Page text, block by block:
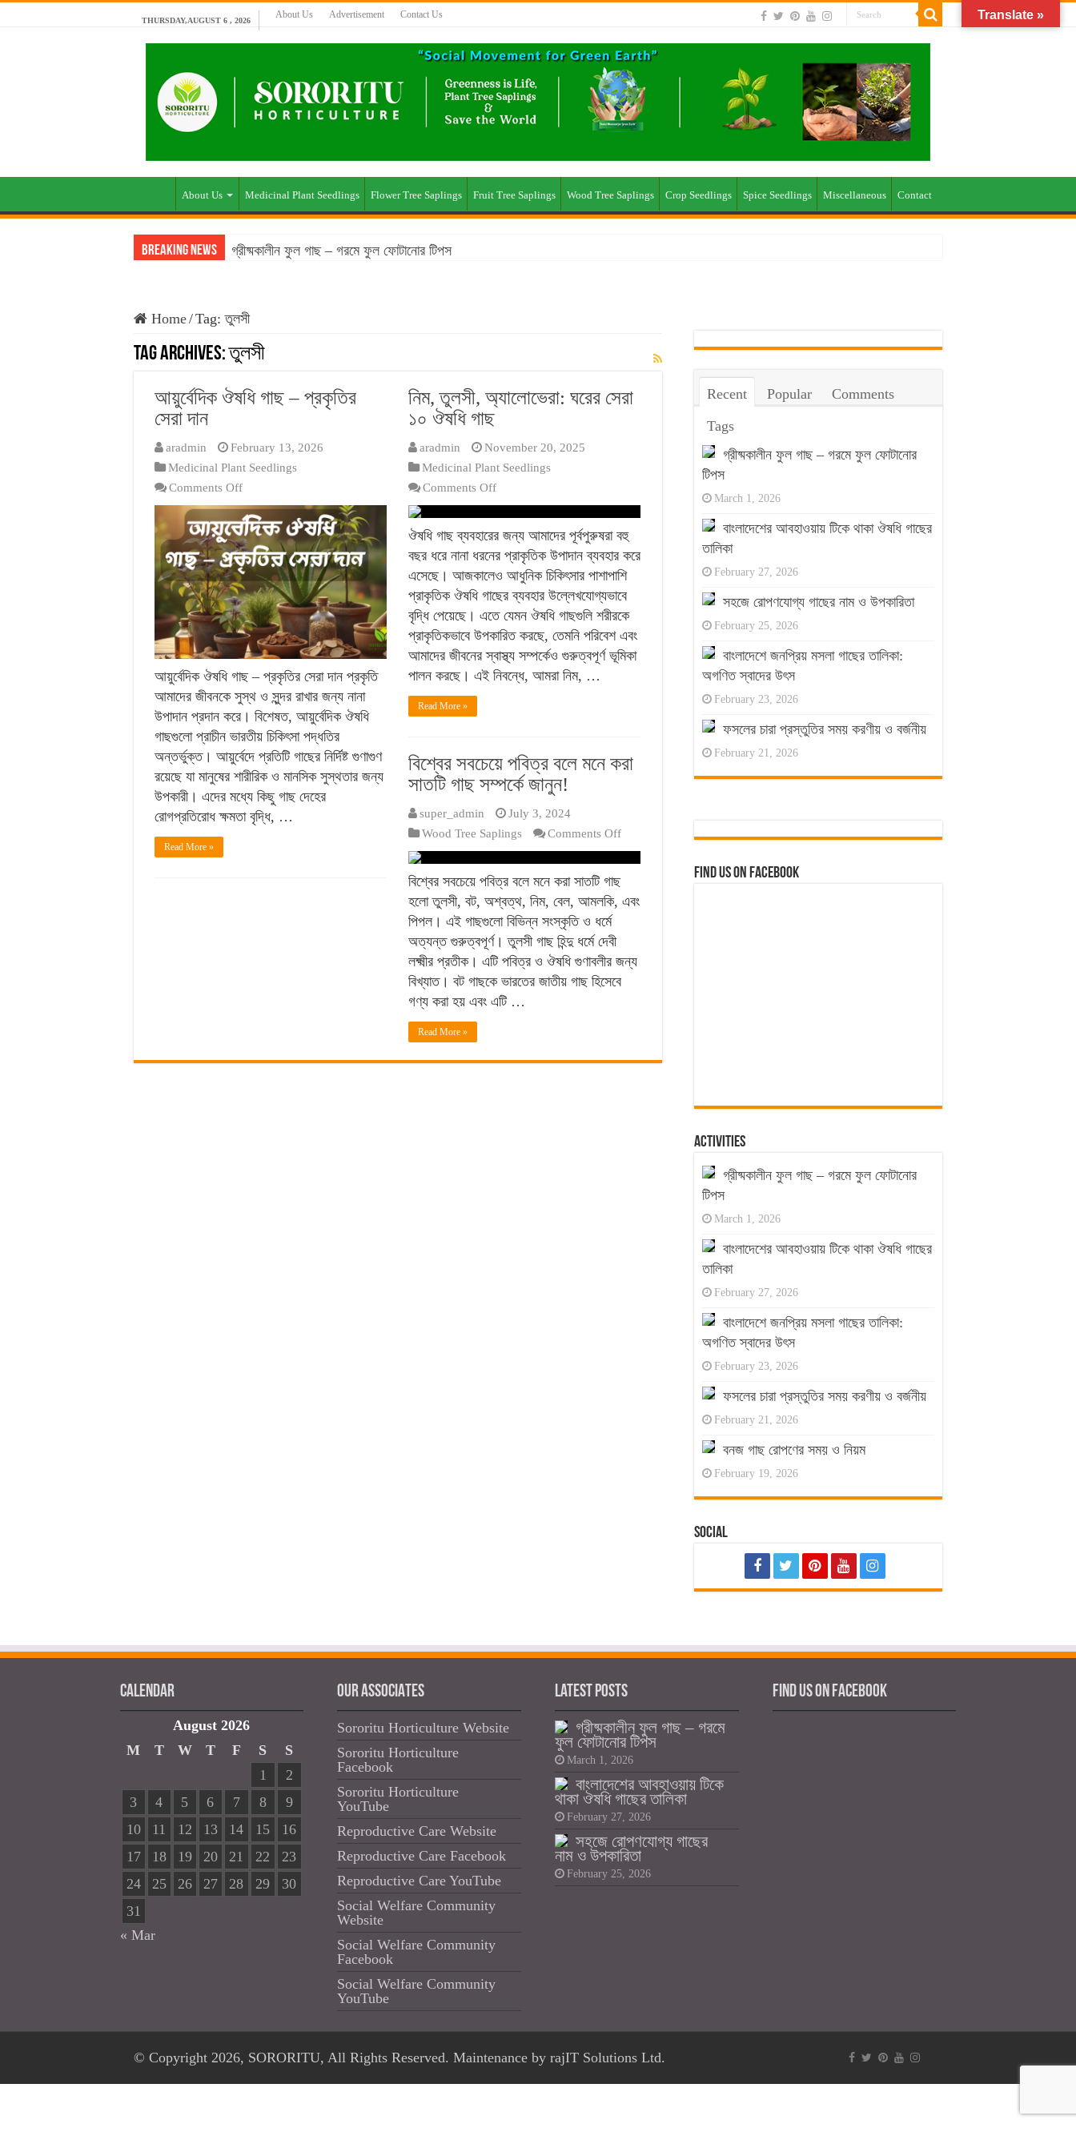
THURSDAY,AUGUST 6 , 2026
About Us Advertisement Contact Us
About Us Medicinal Plant Seedlings Flower Tree Saplings Fruit Tree Saplings Wood Tree Saplings Crop Seedlings Spice Seedlings Miscellaneous Contact
Breaking News গ্রীষ্মকালীন ফুল গাছ – গরমে ফুল ফোটানোর টিপস
Home/Tag:তুলসী
Tag Archives:তুলসী
আয়ুর্বেদিক ঔষধি গাছ – প্রকৃতির
সেরা দান
aradmin
February 13, 2026
Medicinal Plant Seedlings
Comments Offon
আয়ুর্বেদিক
ঔষধি
গাছ
–
প্রকৃতির
সেরা
দান
আয়ুর্বেদিক ঔষধি গাছ – প্রকৃতির সেরা দান প্রকৃতি
আমাদের জীবনকে সুস্থ ও সুন্দর রাখার জন্য নানা
উপাদান প্রদান করে। বিশেষত, আয়ুর্বেদিক ঔষধি
গাছগুলো প্রাচীন ভারতীয় চিকিৎসা পদ্ধতির
অন্তর্ভুক্ত। আয়ুর্বেদে প্রতিটি গাছের নির্দিষ্ট গুণাগুণ
রয়েছে যা মানুষের শারীরিক ও মানসিক সুস্থতার জন্য
উপকারী। এদের মধ্যে কিছু গাছ দেহের
রোগপ্রতিরোধ ক্ষমতা বৃদ্ধি, …
Read More »
নিম, তুলসী, অ্যালোভেরা: ঘরের সেরা
১০ ঔষধি গাছ
aradmin
November 20, 2025
Medicinal Plant Seedlings
Comments Offon
নিম,
অ্যালোভেরা:
ঘরের
ঔষধি
ঔষধি গাছ ব্যবহারের জন্য আমাদের পূর্বপুরুষরা বহু
বছর ধরে নানা ধরনের প্রাকৃতিক উপাদান ব্যবহার করে
এসেছে। আজকালেও আধুনিক চিকিৎসার পাশাপাশি
প্রাকৃতিক ঔষধি গাছের ব্যবহার উল্লেখযোগ্যভাবে
বৃদ্ধি পেয়েছে। এতে যেমন ঔষধি গাছগুলি শরীরকে
প্রাকৃতিকভাবে উপকারিত করছে, তেমনি পরিবেশ এবং
আমাদের জীবনের স্বাস্থ্য সম্পর্কেও গুরুত্বপূর্ণ ভূমিকা
পালন করছে। এই নিবন্ধে, আমরা নিম, …
Read More »
বিশ্বের সবচেয়ে পবিত্র বলে মনে করা
সাতটি গাছ সম্পর্কে জানুন!
super_admin
July 3, 2024
Wood Tree Saplings
Comments Offon
বিশ্বের
সাতটি
বিশ্বের সবচেয়ে পবিত্র বলে মনে করা সাতটি গাছ
হলো তুলসী, বট, অশ্বত্থ, নিম, বেল, আমলকি, এবং
পিপল। এই গাছগুলো বিভিন্ন সংস্কৃতি ও ধর্মে
অত্যন্ত গুরুত্বপূর্ণ। তুলসী গাছ হিন্দু ধর্মে দেবী
লক্ষ্মীর প্রতীক। এটি পবিত্র ও ঔষধি গুণাবলীর জন্য
বিখ্যাত। বট গাছকে ভারতের জাতীয় গাছ হিসেবে
গণ্য করা হয় এবং এটি …
Read More »
Recent Popular
Comments
Tags
গ্রীষ্মকালীন ফুল গাছ – গরমে ফুল ফোটানোর
টিপস
March 1, 2026
বাংলাদেশের আবহাওয়ায় টিকে থাকা ঔষধি গাছের
তালিকা
February 27, 2026
সহজে রোপণযোগ্য গাছের নাম ও উপকারিতা
February 25, 2026
বাংলাদেশে জনপ্রিয় মসলা গাছের তালিকা:
অগণিত স্বাদের উৎস
February 23, 2026
ফসলের চারা প্রস্তুতির সময় করণীয় ও বর্জনীয়
February 21, 2026
Find us on Facebook
Activities
গ্রীষ্মকালীন ফুল গাছ – গরমে ফুল ফোটানোর
টিপস
March 1, 2026
বাংলাদেশের আবহাওয়ায় টিকে থাকা ঔষধি গাছের
তালিকা
February 27, 2026
বাংলাদেশে জনপ্রিয় মসলা গাছের তালিকা:
অগণিত স্বাদের উৎস
February 23, 2026
ফসলের চারা প্রস্তুতির সময় করণীয় ও বর্জনীয়
February 21, 2026
বনজ গাছ রোপণের সময় ও নিয়ম
February 19, 2026
Social
Calendar
August 2026
M
T W T F S
S
1
2
3
4 5 6 7 8
9
10
11 12 13 14 15
16
17
18 19 20 21 22
23
24
25 26 27 28 29
30
31
« Mar
OUR ASSOCIATES
Sororitu Horticulture Website
Sororitu Horticulture
Facebook
Sororitu Horticulture
YouTube
Reproductive Care Website
Reproductive Care Facebook
Reproductive Care YouTube
Social Welfare Community
Website
Social Welfare Community
Facebook
Social Welfare Community
YouTube
Latest Posts
গ্রীষ্মকালীন ফুল গাছ – গরমে
ফুল ফোটানোর টিপস
March 1, 2026
বাংলাদেশের আবহাওয়ায় টিকে
থাকা ঔষধি গাছের তালিকা
February 27, 2026
সহজে রোপণযোগ্য গাছের
নাম ও উপকারিতা
February 25, 2026
Find us on Facebook
© Copyright 2026, SORORITU, All Rights Reserved. Maintenance by rajIT Solutions Ltd.
Translate »